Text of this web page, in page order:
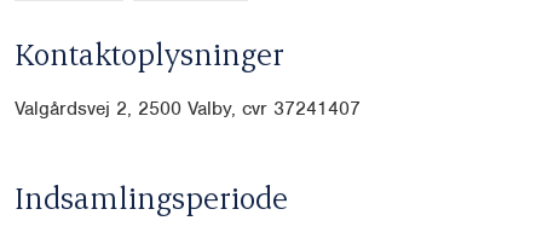
Kontaktoplysninger
Valgårdsvej 2, 2500 Valby, cvr 37241407
Indsamlingsperiode